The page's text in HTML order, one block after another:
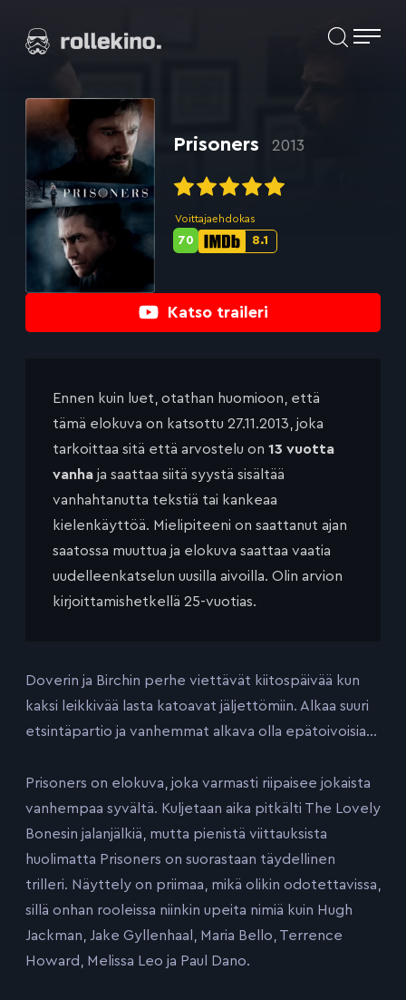
suoraan
Elokuvat ja elokuva-arviot | Rollekino.fi
jälkeen.
Katso traileri
Prisoners 2013
Voittajaehdokas
IMDb-
8.1
Metascore-
70
Ennen kuin luet, otathan huomioon, että
tämä elokuva on katsottu 27.11.2013, joka
tarkoittaa sitä että arvostelu on 13 vuotta
vanha ja saattaa siitä syystä sisältää
vanhahtanutta tekstiä tai kankeaa
kielenkäyttöä. Mielipiteeni on saattanut ajan
saatossa muuttua ja elokuva saattaa vaatia
uudelleenkatselun uusilla aivoilla. Olin arvion
kirjoittamishetkellä 25-vuotias.
Doverin ja Birchin perhe viettävät kiitospäivää kun
kaksi leikkivää lasta katoavat jäljettömiin. Alkaa suuri
etsintäpartio ja vanhemmat alkava olla epätoivoisia…
Prisoners on elokuva, joka varmasti riipaisee jokaista
vanhempaa syvältä. Kuljetaan aika pitkälti The Lovely
Bonesin jalanjälkiä, mutta pienistä viittauksista
huolimatta Prisoners on suorastaan täydellinen
trilleri. Näyttely on priimaa, mikä olikin odotettavissa,
sillä onhan rooleissa niinkin upeita nimiä kuin Hugh
Jackman, Jake Gyllenhaal, Maria Bello, Terrence
Howard, Melissa Leo ja Paul Dano.